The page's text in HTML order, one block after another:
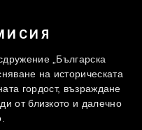
„Българска
на историческата
гордост, възраждане
от близкото и далечно